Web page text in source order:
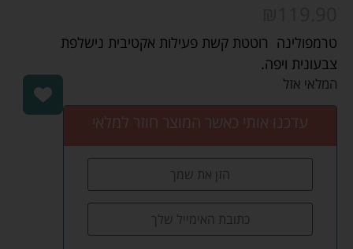
טרמפולינה רוטטת קשת פעילות אקטיבית נישלפת
צבעונית ויפה.
המלאי אזל
עדכנו אותי כאשר המוצר חוזר למלאי